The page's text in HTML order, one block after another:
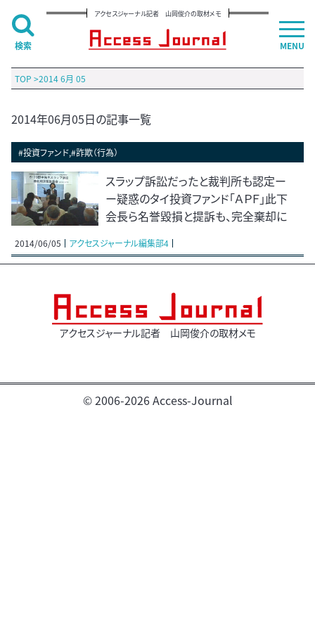
アクセスジャーナル記者 山岡俊介の取材メモ
TOP >2014 6月 05
2014年06月05日の記事一覧
#投資ファンド,#詐欺（行為）
スラップ訴訟だったと裁判所も認定ー
ー疑惑のタイ投資ファンド「ＡＰＦ」此下
会長ら名誉毀損と提訴も、完全棄却に
2014/06/05 アクセスジャーナル編集部4
アクセスジャーナル記者 山岡俊介の取材メモ
© 2006-2026 Access-Journal
MENU
検索